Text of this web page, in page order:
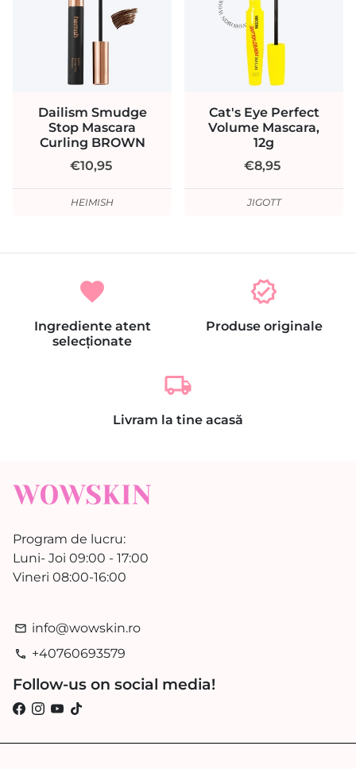
Dailism Smudge
Stop Mascara
Curling BROWN
€10,95
HEIMISH
Cat's Eye Perfect
Volume Mascara,
12g
€8,95
JIGOTT
favorite
Ingrediente atent
selecționate
verified
Produse originale
local_shipping
Livram la tine acasă
Program de lucru:
Luni- Joi 09:00 - 17:00
Vineri 08:00-16:00
email info@wowskin.ro
phone +40760693579
Follow-us on social media!